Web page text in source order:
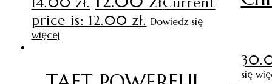
price is: 12.00 zł. Dowiedz się
więcej
się